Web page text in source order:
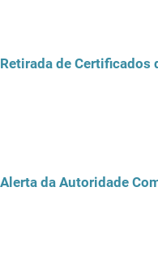
Retirada de Certificados